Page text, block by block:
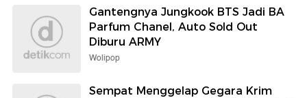
Gantengnya Jungkook BTS Jadi BA
Parfum Chanel, Auto Sold Out
Diburu ARMY
Wolipop
Sempat Menggelap Gegara Krim